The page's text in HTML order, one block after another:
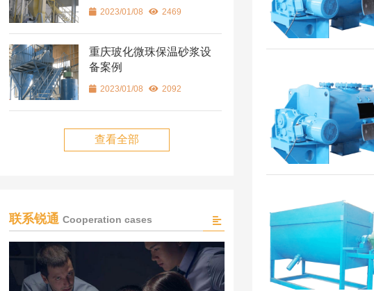
2023/01/08 2469
重庆玻化微珠保温砂浆设
备案例
2023/01/08 2092
查看全部
联系锐通 Cooperation cases